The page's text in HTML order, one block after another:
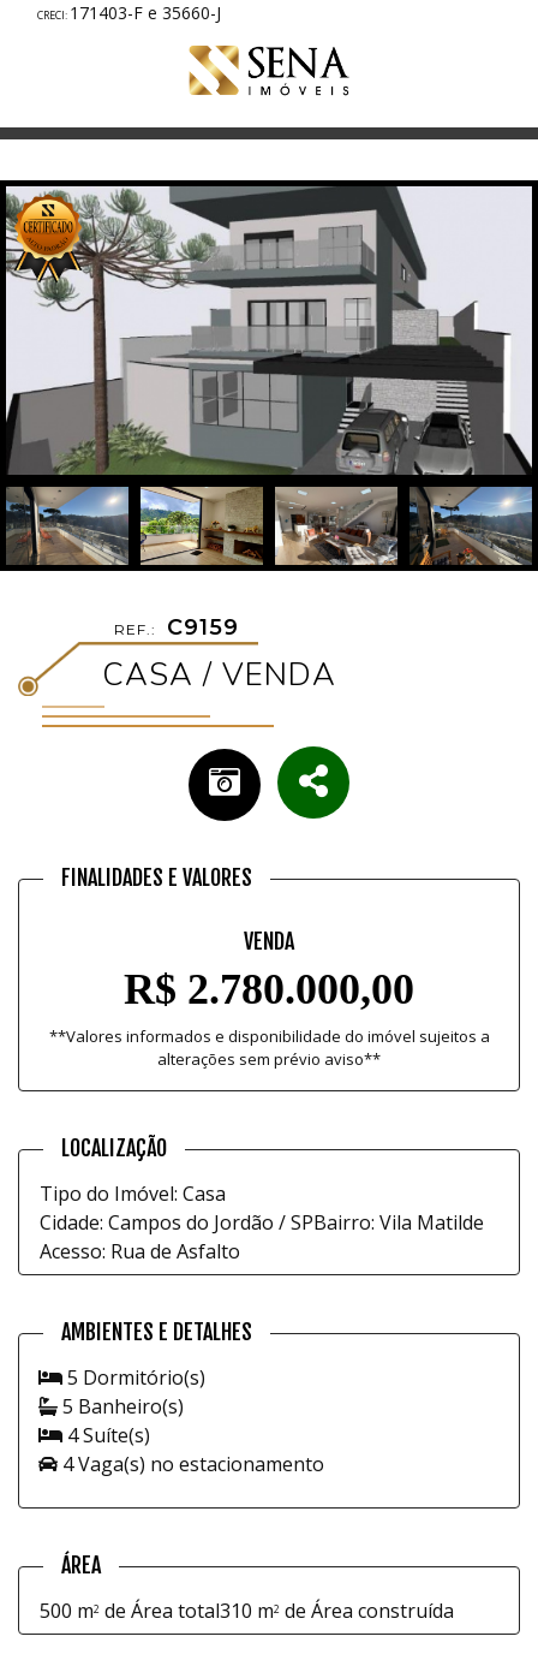
171403-F e 35660-J
REF.: C9159
CASA / VENDA
FINALIDADES E VALORES
VENDA
R$ 2.780.000,00
**Valores informados e disponibilidade do imóvel sujeitos a
alterações sem prévio aviso**
LOCALIZAÇÃO
Tipo do Imóvel: Casa
Cidade: Campos do Jordão / SPBairro: Vila Matilde
Acesso: Rua de Asfalto
AMBIENTES E DETALHES
5 Dormitório(s)
5 Banheiro(s)
4 Suíte(s)
4 Vaga(s) no estacionamento
ÁREA
500 m2 de Área total310 m2 de Área construída